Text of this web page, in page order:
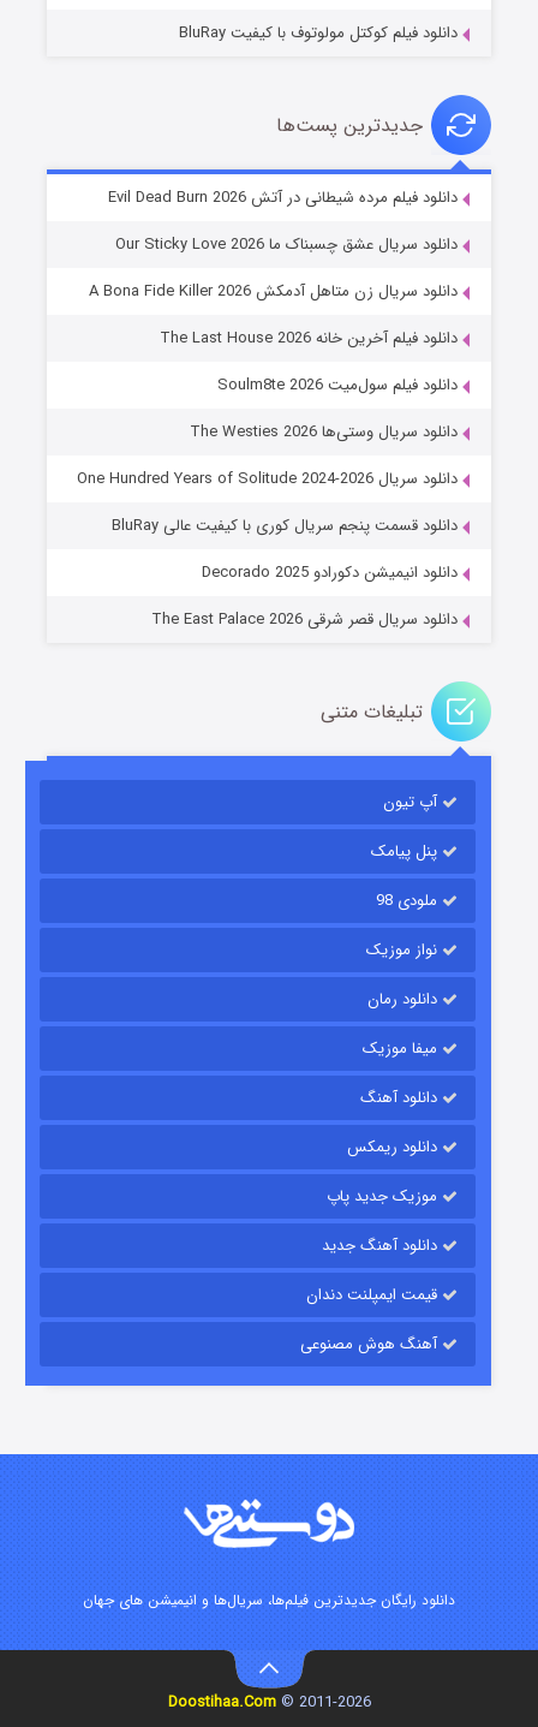
شوهر
قسمت۲ (زیرنویس) منتشر شد
قسمت
قسمت۷ (زیرنویس) منتشر شد
دانلود فیلم کوکتل مولوتوف با کیفیت BluRay
جدیدترین پست‌ها
دانلود فیلم مرده شیطانی در آتش Evil Dead Burn 2026
دانلود سریال عشق چسبناک ما Our Sticky Love 2026
دانلود سریال زن متاهل آدمکش A Bona Fide Killer 2026
دانلود فیلم آخرین خانه The Last House 2026
دانلود فیلم سول‌میت Soulm8te 2026
دانلود سریال وستی‌ها The Westies 2026
دانلود سریال One Hundred Years of Solitude 2024-2026
دانلود قسمت پنجم سریال کوری با کیفیت عالی BluRay
دانلود انیمیشن دکورادو Decorado 2025
دانلود سریال قصر شرقی The East Palace 2026
تبلیغات متنی
آپ تیون
پنل پیامک
ملودی 98
نواز موزیک
دانلود رمان
میفا موزیک
دانلود آهنگ
دانلود ریمکس
موزیک جدید پاپ
دانلود آهنگ جدید
قیمت ایمپلنت دندان
آهنگ هوش مصنوعی
دانلود رایگان جدیدترین فیلم‌ها، سریال‌ها و انیمیشن های جهان
2011-2026 ©
Doostihaa.Com